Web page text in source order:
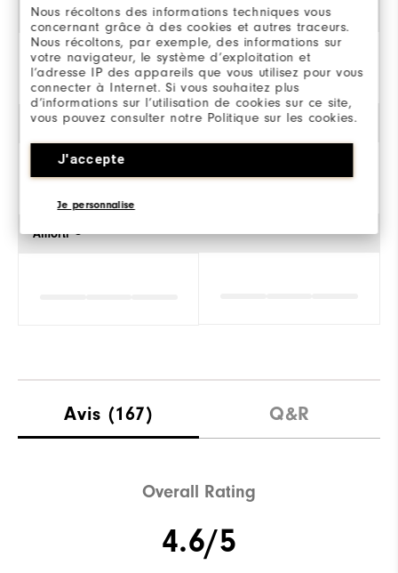
Nous récoltons des informations techniques vous
concernant grâce à des cookies et autres traceurs.
Nous récoltons, par exemple, des informations sur
votre navigateur, le système d’exploitation et
l’adresse IP des appareils que vous utilisez pour vous
connecter à Internet. Si vous souhaitez plus
d’informations sur l’utilisation de cookies sur ce site,
vous pouvez consulter notre Politique sur les cookies.
J'accepte
Je personnalise
Style
Classique
Stabilité
Amorti
Avis (167) Q&R
Overall Rating
4.6/5